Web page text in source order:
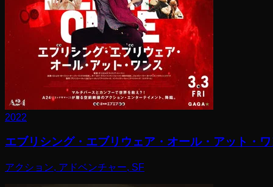
2022
エブリシング・エブリウェア・オール・アット・
アクション, アドベンチャー, SF